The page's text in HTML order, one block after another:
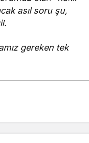
asıl soru şu,
gereken tek